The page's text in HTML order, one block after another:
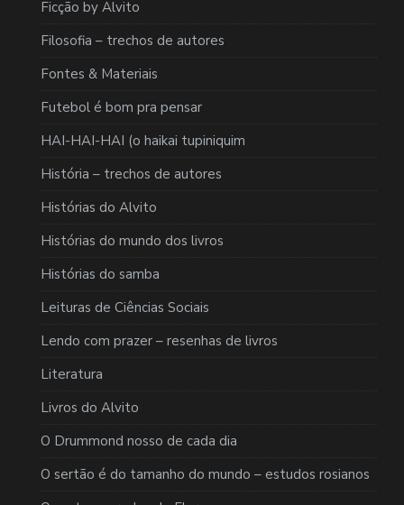
Ficção by Alvito
Filosofia – trechos de autores
Fontes & Materiais
Futebol é bom pra pensar
HAI-HAI-HAI (o haikai tupiniquim
História – trechos de autores
Histórias do Alvito
Histórias do mundo dos livros
Histórias do samba
Leituras de Ciências Sociais
Lendo com prazer – resenhas de livros
Literatura
Livros do Alvito
O Drummond nosso de cada dia
O sertão é do tamanho do mundo – estudos rosianos